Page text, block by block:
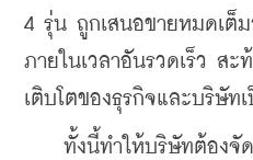
4 รุ่น ถูกเสนอขายหมดเต็ม
ภายในเวลาอันรวดเร็ว สะ
เติบโตของธุรกิจและบริษัท
ทั้งนี้ทำให้บริษัทต้องจัดส